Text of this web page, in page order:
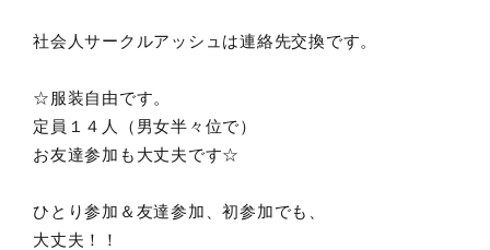
社会人サークルアッシュは連絡先交換です。
☆服装自由です。
定員１４人（男女半々位で）
お友達参加も大丈夫です☆
ひとり参加＆友達参加、初参加でも、
大丈夫！！